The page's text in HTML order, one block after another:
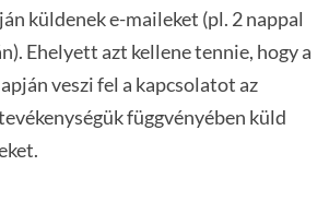
küldenek e-maileket (pl. 2 nappal
Ehelyett azt kellene tennie, hogy a
veszi fel a kapcsolatot az
függvényében küld